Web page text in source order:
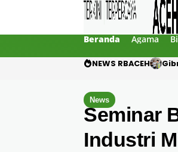
Beranda Agama
NEWS RBACEH
News
Seminar
Industri